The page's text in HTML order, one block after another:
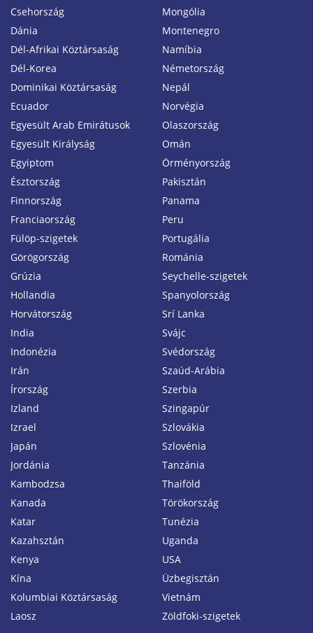
Csehország
Dánia
Dél-Afrikai Köztársaság
Dél-Korea
Dominikai Köztársaság
Ecuador
Egyesült Arab Emirátusok
Egyesült Királyság
Egyiptom
Észtország
Finnország
Franciaország
Fülöp-szigetek
Görögország
Grúzia
Hollandia
Horvátország
India
Indonézia
Irán
Írország
Izland
Izrael
Japán
Jordánia
Kambodzsa
Kanada
Katar
Kazahsztán
Kenya
Kína
Kolumbiai Köztársaság
Laosz
Mongólia
Montenegro
Namíbia
Németország
Nepál
Norvégia
Olaszország
Omán
Örményország
Pakisztán
Panama
Peru
Portugália
Románia
Seychelle-szigetek
Spanyolország
Srí Lanka
Svájc
Svédország
Szaúd-Arábia
Szerbia
Szingapúr
Szlovákia
Szlovénia
Tanzánia
Thaiföld
Törökország
Tunézia
Uganda
USA
Üzbegisztán
Vietnám
Zöldfoki-szigetek